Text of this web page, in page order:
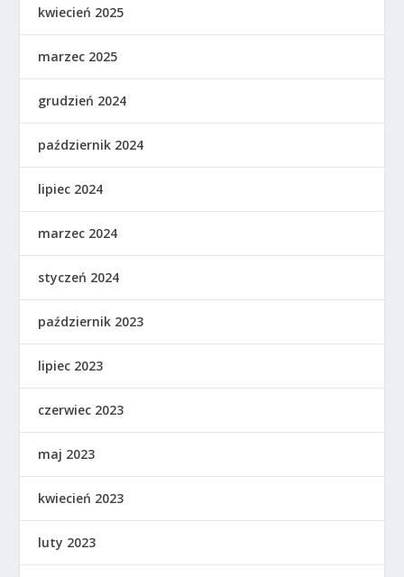
kwiecień 2025
marzec 2025
grudzień 2024
październik 2024
lipiec 2024
marzec 2024
styczeń 2024
październik 2023
lipiec 2023
czerwiec 2023
maj 2023
kwiecień 2023
luty 2023